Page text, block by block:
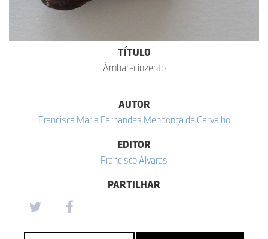
TÍTULO
Âmbar-cinzento
AUTOR
Francisca Maria Fernandes Mendonça de Carvalho
EDITOR
Francisco Álvares
PARTILHAR